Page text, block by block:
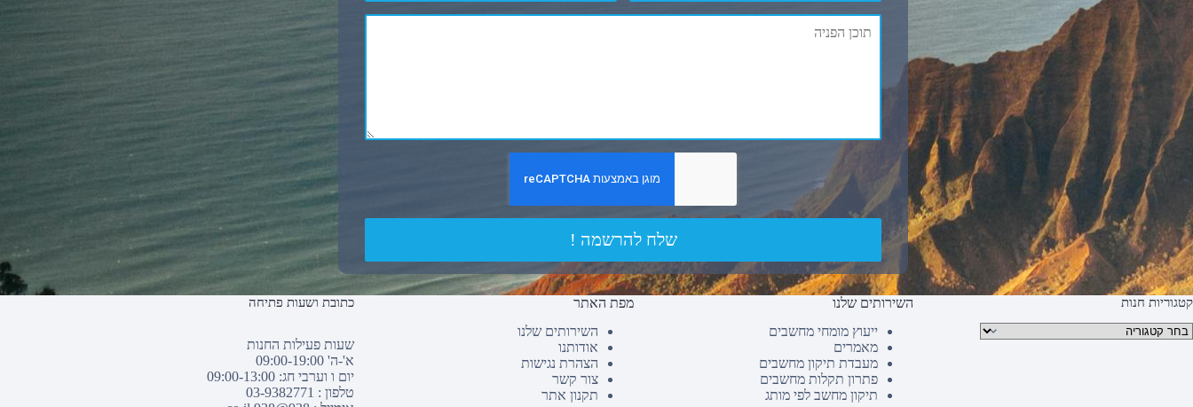
שלח להרשמה !
קטגוריות חנות
קטגוריות מוצרים
השירותים שלנו
ייעוץ מומחי מחשבים
מאמרים
מעבדת תיקון מחשבים
פתרון תקלות מחשבים
תיקון מחשב לפי מותג
מפת האתר
השירותים שלנו
אודותנו
הצהרת נגישות
צור קשר
תקנון אתר
כתובת ושעות פתיחה
שעות פעילות החנות
א'-ה' 09:00-19:00
יום ו וערבי חג: 09:00-13:00
טלפון : 03-9382771